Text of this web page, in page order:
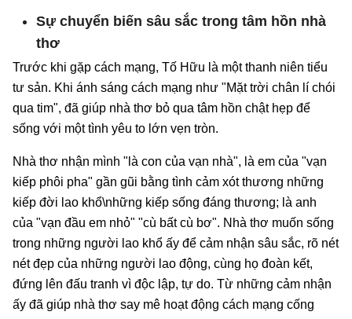
Sự chuyển biến sâu sắc trong tâm hồn nhà
thơ
Trước khi gặp cách mạng, Tố Hữu là một thanh niên tiểu
tư sản. Khi ánh sáng cách mạng như "Mặt trời chân lí chói
qua tim", đã giúp nhà thơ bỏ qua tâm hồn chật hẹp để
sống với một tình yêu to lớn vẹn tròn.
Nhà thơ nhận mình "là con của vạn nhà", là em của "vạn
kiếp phôi pha" gần gũi bằng tình cảm xót thương những
kiếp đời lao khổ\những kiếp sống đáng thương; là anh
của "vạn đầu em nhỏ" "cù bất cù bơ". Nhà thơ muốn sống
trong những người lao khổ ấy để cảm nhận sâu sắc, rõ nét
nét đẹp của những người lao động, cùng họ đoàn kết,
đứng lên đấu tranh vì độc lập, tự do. Từ những cảm nhận
ấy đã giúp nhà thơ say mê hoạt động cách mạng cống